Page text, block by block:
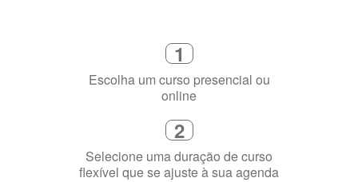
1
Escolha um curso presencial ou
online
2
Selecione uma duração de curso
flexível que se ajuste à sua agenda